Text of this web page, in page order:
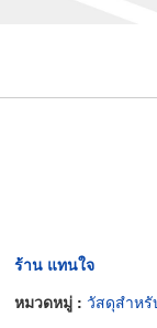
ร้าน แทนใจ
หมวดหมู่ : วัสดุสำหรั